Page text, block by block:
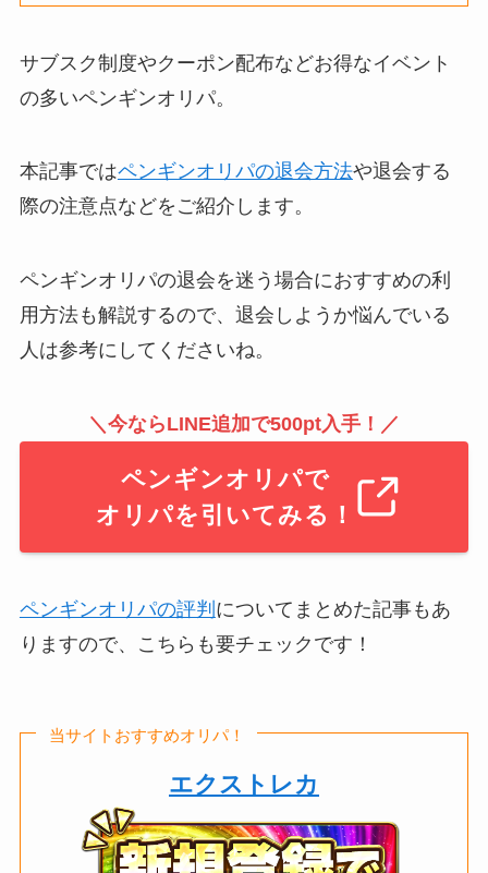
サブスク制度やクーポン配布などお得なイベント
の多いペンギンオリパ。
本記事ではペンギンオリパの退会方法や退会する
際の注意点などをご紹介します。
ペンギンオリパの退会を迷う場合におすすめの利
用方法も解説するので、退会しようか悩んでいる
人は参考にしてくださいね。
＼今ならLINE追加で500pt入手！／
ペンギンオリパで
オリパを引いてみる！
ペンギンオリパの評判 についてまとめた記事もあ
りますので、こちらも要チェックです！
当サイトおすすめオリパ！
エクストレカ